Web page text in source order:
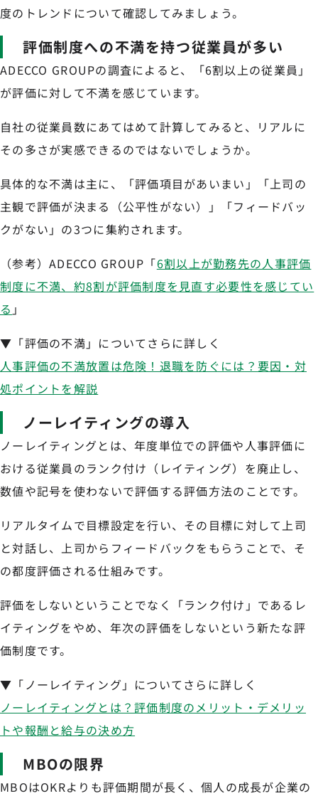
度のトレンドについて確認してみましょう。
評価制度への不満を持つ従業員が多い
ADECCO GROUPの調査によると、「6割以上の従業員」
が評価に対して不満を感じています。
自社の従業員数にあてはめて計算してみると、リアルに
その多さが実感できるのではないでしょうか。
具体的な不満は主に、「評価項目があいまい」「上司の
主観で評価が決まる（公平性がない）」「フィードバッ
クがない」の3つに集約されます。
（参考）ADECCO GROUP「6割以上が勤務先の人事評価
制度に不満、約8割が評価制度を見直す必要性を感じてい
る 」
▼「評価の不満」についてさらに詳しく
人事評価の不満放置は危険！退職を防ぐには？要因・対
処ポイントを解説
ノーレイティングの導入
ノーレイティングとは、年度単位での評価や人事評価に
おける従業員のランク付け（レイティング）を廃止し、
数値や記号を使わないで評価する評価方法のことです。
リアルタイムで目標設定を行い、その目標に対して上司
と対話し、上司からフィードバックをもらうことで、そ
の都度評価される仕組みです。
評価をしないということでなく「ランク付け」であるレ
イティングをやめ、年次の評価をしないという新たな評
価制度です。
▼「ノーレイティング」についてさらに詳しく
ノーレイティングとは？評価制度のメリット・デメリッ
トや報酬と給与の決め方
MBOの限界
MBOはOKRよりも評価期間が長く、個人の成長が企業の